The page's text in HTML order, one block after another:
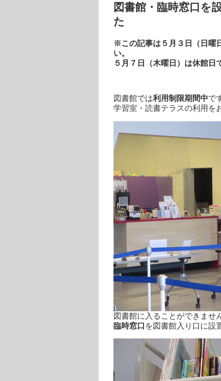
図書館・臨時窓口
た
※この記事は５月３日（日曜
い。
５月７日（木曜日）は休館日
図書館では利用制限期間中で
学習室・読書テラスの利用を
図書館に入ることができませ
臨時窓口 を図書館入り口に設